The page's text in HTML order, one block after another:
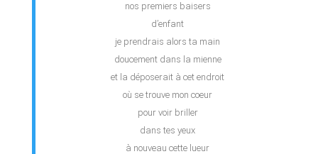
nos premiers baisers
d’enfant
je prendrais alors ta main
doucement dans la mienne
et la déposerait à cet endroit
où se trouve mon coeur
pour voir briller
dans tes yeux
à nouveau cette lueur